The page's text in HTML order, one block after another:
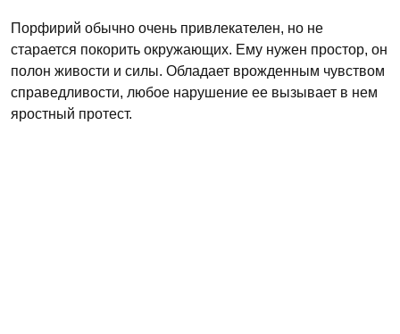
Порфирий обычно очень привлекателен, но не
старается покорить окружающих. Ему нужен простор, он
полон живости и силы. Обладает врожденным чувством
справедливости, любое нарушение ее вызывает в нем
яростный протест.